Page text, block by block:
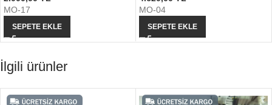
MO-17
SEPETE EKLE
MO-04
SEPETE EKLE
İlgili ürünler